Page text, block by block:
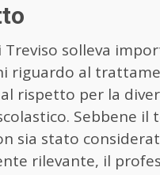
Treviso solleva
riguardo al
rispetto per la
Sebbene il
sia stato
rilevante, il